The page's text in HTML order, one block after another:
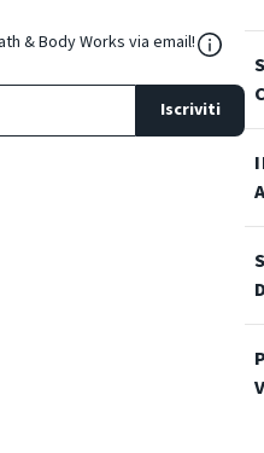
& Body Works via email!
Iscriviti